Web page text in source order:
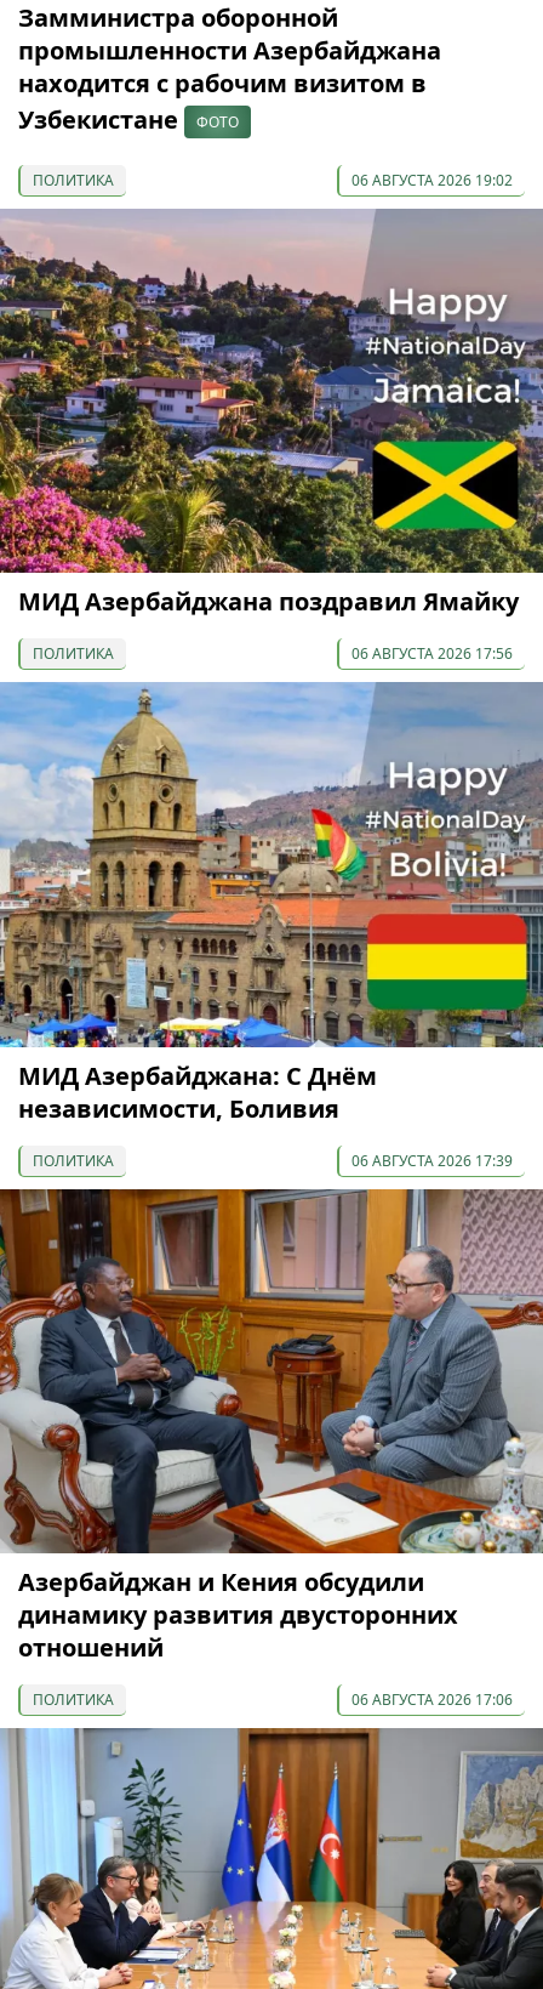
Замминистра оборонной
промышленности Азербайджана
находится с рабочим визитом в
Узбекистане
ФОТО
ПОЛИТИКА 06 АВГУСТА 2026 19:02
МИД Азербайджана поздравил Ямайку
ПОЛИТИКА 06 АВГУСТА 2026 17:56
МИД Азербайджана: С Днём
независимости, Боливия
ПОЛИТИКА 06 АВГУСТА 2026 17:39
Азербайджан и Кения обсудили
динамику развития двусторонних
отношений
ПОЛИТИКА 06 АВГУСТА 2026 17:06